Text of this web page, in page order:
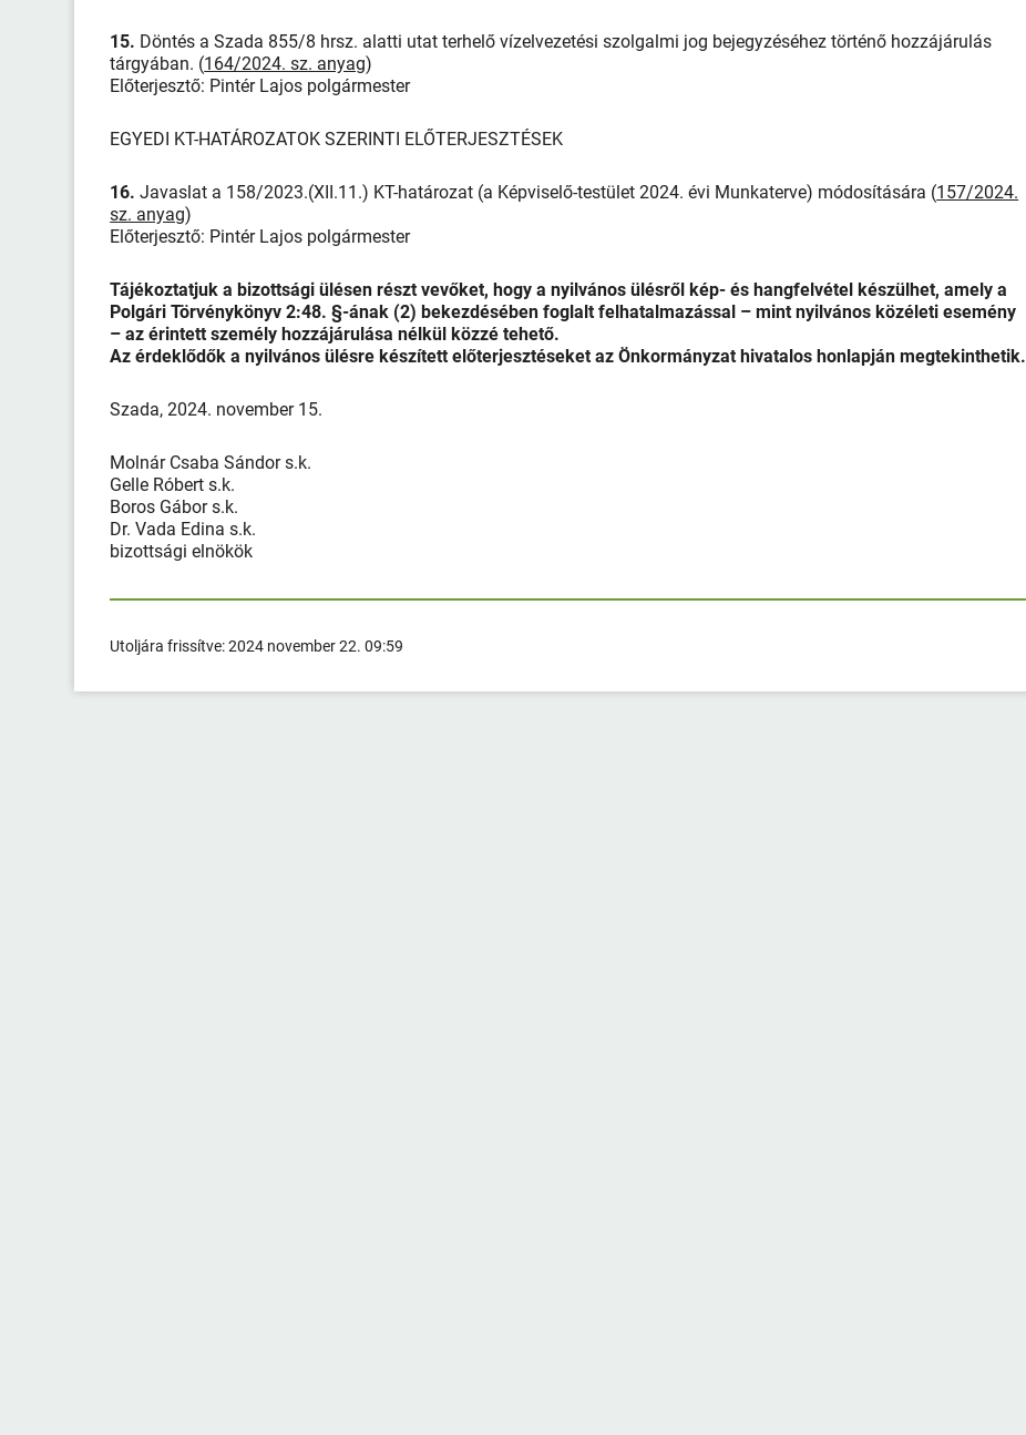
15. Döntés a Szada 855/8 hrsz. alatti utat terhelő vízelvezetési szolgalmi jog bejegyzéséhez történő hozzájárulás
tárgyában. (164/2024. sz. anyag)
Előterjesztő: Pintér Lajos polgármester
EGYEDI KT-HATÁROZATOK SZERINTI ELŐTERJESZTÉSEK
16. Javaslat a 158/2023.(XII.11.) KT-határozat (a Képviselő-testület 2024. évi Munkaterve) módosítására (157/2024.
sz. anyag)
Előterjesztő: Pintér Lajos polgármester
Tájékoztatjuk a bizottsági ülésen részt vevőket, hogy a nyilvános ülésről kép- és hangfelvétel készülhet, amely a
Polgári Törvénykönyv 2:48. §-ának (2) bekezdésében foglalt felhatalmazással – mint nyilvános közéleti esemény
– az érintett személy hozzájárulása nélkül közzé tehető.
Az érdeklődők a nyilvános ülésre készített előterjesztéseket az Önkormányzat hivatalos honlapján megtekinthetik.
Szada, 2024. november 15.
Molnár Csaba Sándor s.k.
Gelle Róbert s.k.
Boros Gábor s.k.
Dr. Vada Edina s.k.
bizottsági elnökök
Utoljára frissítve:2024 november 22. 09:59